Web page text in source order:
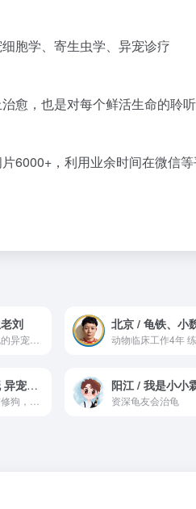
胞学、寄生虫学、异宠诊疗
愈，也是对每个鲜活生命的聆听
6000+，利用业余时间在微信
刘 北京 / 龟铁、小
动物临床工作4年
石家庄 / 何晓晓 异宠病例薄.vet 阳江 / 我是小小
资深龟友会治龟